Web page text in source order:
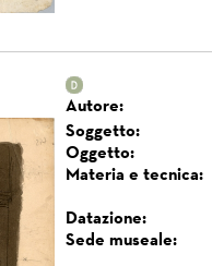
Autore:
Soggetto:
Oggetto:
Materia e tecnica:
Datazione:
Sede museale: